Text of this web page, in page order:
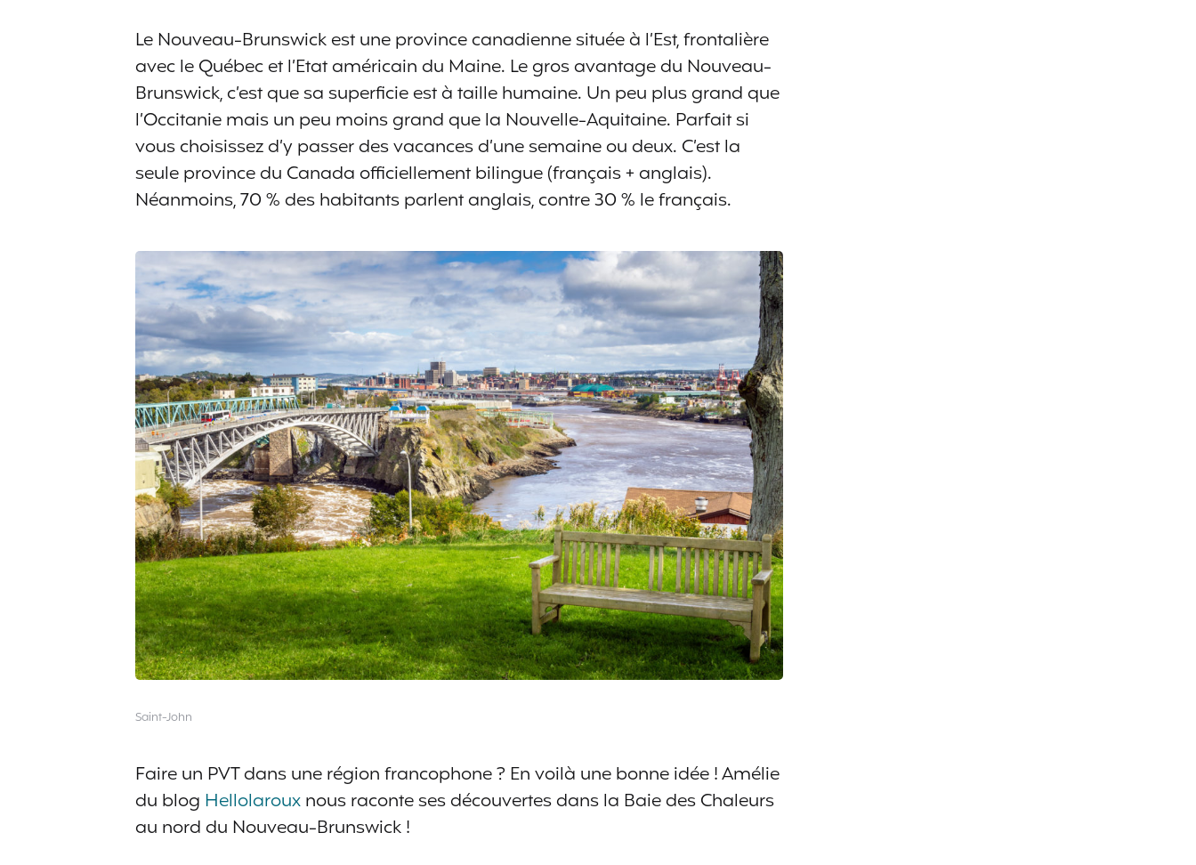
Le Nouveau-Brunswick est une province canadienne située à l’Est, frontalière
avec le Québec et l’Etat américain du Maine. Le gros avantage du Nouveau-
Brunswick, c’est que sa superficie est à taille humaine. Un peu plus grand que
l’Occitanie mais un peu moins grand que la Nouvelle-Aquitaine. Parfait si
vous choisissez d’y passer des vacances d’une semaine ou deux. C’est la
seule province du Canada officiellement bilingue (français + anglais).
Néanmoins, 70 % des habitants parlent anglais, contre 30 % le français.
Saint-John
Faire un PVT dans une région francophone ? En voilà une bonne idée ! Amélie
du blog Hellolarouxnous raconte ses découvertes dans la Baie des Chaleurs
au nord du Nouveau-Brunswick !